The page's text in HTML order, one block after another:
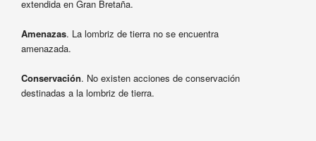
extendida en Gran Bretaña.
Amenazas. La lombriz de tierra no se encuentra
amenazada.
Conservación. No existen acciones de conservación
destinadas a la lombriz de tierra.